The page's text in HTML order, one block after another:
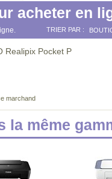
acheter en
TRIER PAR :
Realipix Pocket P
marchand
la même